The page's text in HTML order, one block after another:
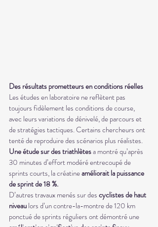
Des résultats prometteurs en conditions réelles
Les études en laboratoire ne reflètent pas
toujours fidèlement les conditions de course,
avec leurs variations de dénivelé, de parcours et
de stratégies tactiques. Certains chercheurs ont
tenté de reproduire des scénarios plus réalistes.
Une étude sur des triathlètes a montré qu’après
30 minutes d’effort modéré entrecoupé de
sprints courts, la créatine améliorait la puissance
de sprint de 18 %.
D’autres travaux menés sur des cyclistes de haut
niveau lors d’un contre-la-montre de 120 km
ponctué de sprints réguliers ont démontré une